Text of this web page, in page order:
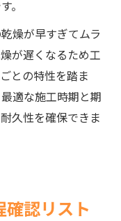
。
燥が早すぎてムラ
が遅くなるため工
との特性を踏ま
適な施工時期と期
久性を確保できま
認リスト